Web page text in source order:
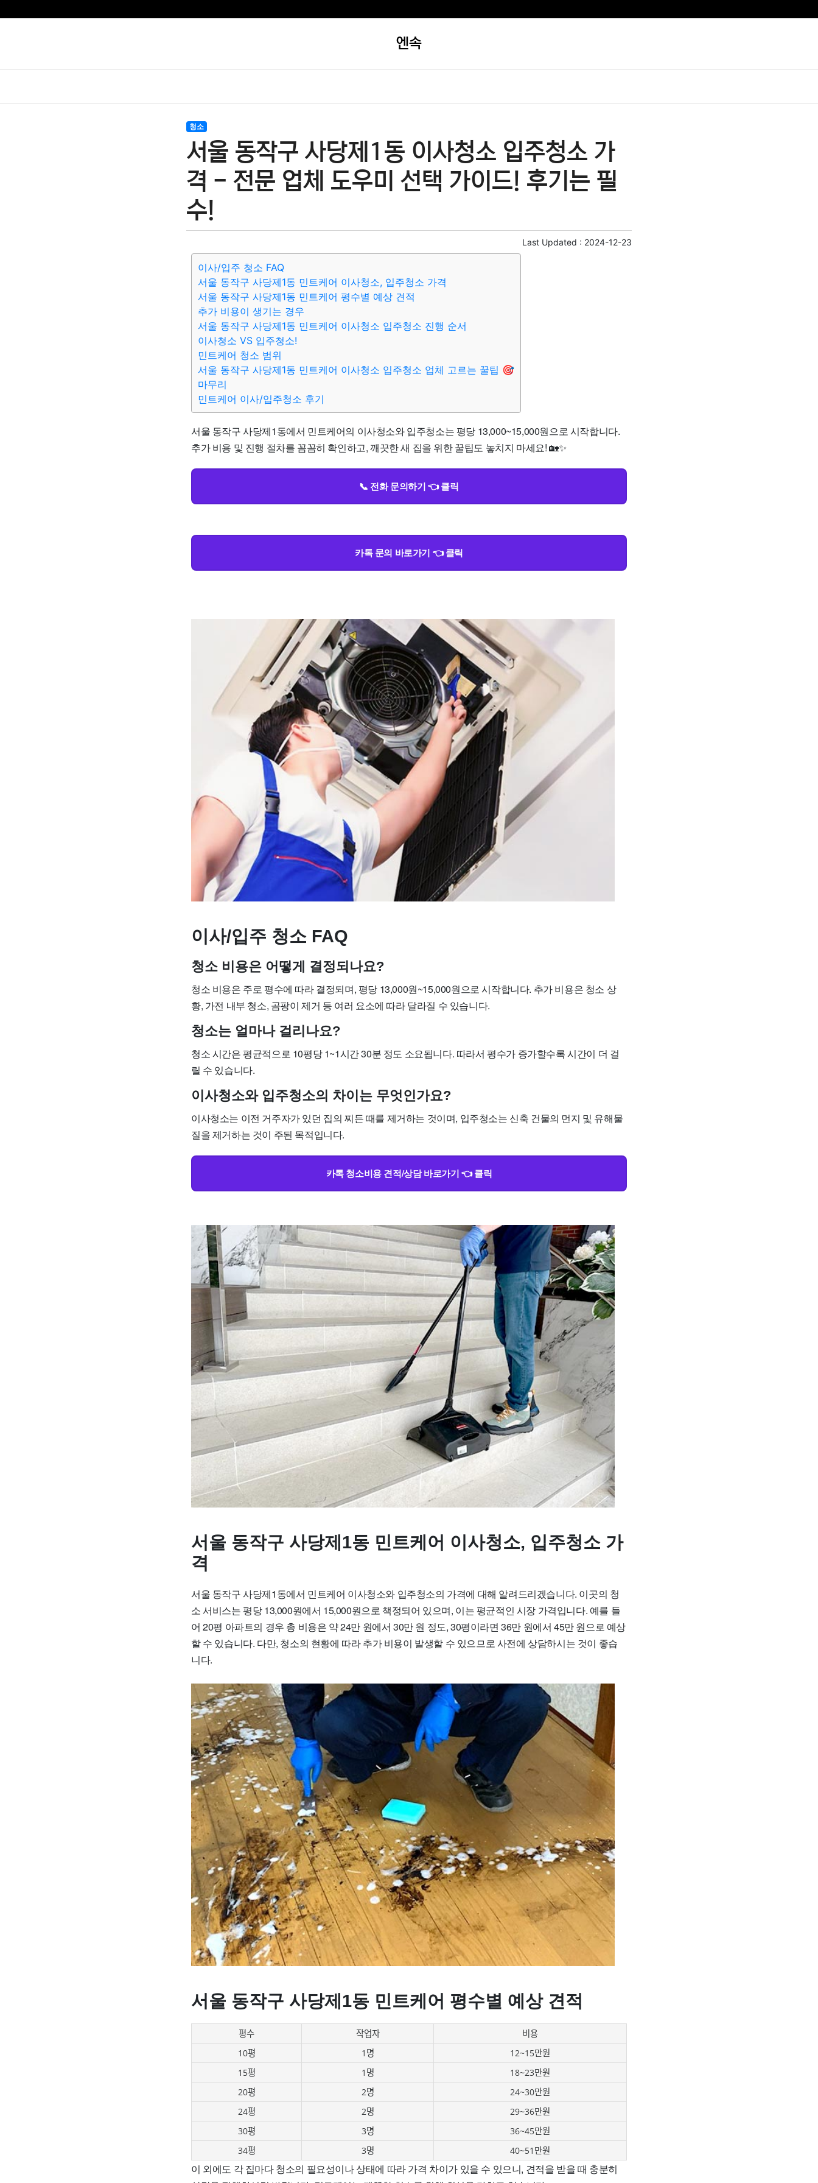
엔속
청소
서울 동작구 사당제1동 이사청소 입주청소 가
격 - 전문 업체 도우미 선택 가이드! 후기는 필
수!
Last Updated : 2024-12-23
이사/입주 청소 FAQ
서울 동작구 사당제1동 민트케어 이사청소, 입주청소 가격
서울 동작구 사당제1동 민트케어 평수별 예상 견적
추가 비용이 생기는 경우
서울 동작구 사당제1동 민트케어 이사청소 입주청소 진행 순서
이사청소 VS 입주청소!
민트케어 청소 범위
서울 동작구 사당제1동 민트케어 이사청소 입주청소 업체 고르는 꿀팁 🎯
마무리
민트케어 이사/입주청소 후기
서울 동작구 사당제1동에서 민트케어의 이사청소와 입주청소는 평당 13,000~15,000원으로 시작합니다.
추가 비용 및 진행 절차를 꼼꼼히 확인하고, 깨끗한 새 집을 위한 꿀팁도 놓치지 마세요! 🏡✨
📞 전화 문의하기 👈 클릭
카톡 문의 바로가기 👈 클릭
이사/입주 청소 FAQ
청소 비용은 어떻게 결정되나요?
청소 비용은 주로 평수에 따라 결정되며, 평당 13,000원~15,000원으로 시작합니다. 추가 비용은 청소 상
황, 가전 내부 청소, 곰팡이 제거 등 여러 요소에 따라 달라질 수 있습니다.
청소는 얼마나 걸리나요?
청소 시간은 평균적으로 10평당 1~1시간 30분 정도 소요됩니다. 따라서 평수가 증가할수록 시간이 더 걸
릴 수 있습니다.
이사청소와 입주청소의 차이는 무엇인가요?
이사청소는 이전 거주자가 있던 집의 찌든 때를 제거하는 것이며, 입주청소는 신축 건물의 먼지 및 유해물
질을 제거하는 것이 주된 목적입니다.
카톡 청소비용 견적/상담 바로가기 👈 클릭
서울 동작구 사당제1동 민트케어 이사청소, 입주청소 가
격
서울 동작구 사당제1동에서 민트케어 이사청소와 입주청소의 가격에 대해 알려드리겠습니다. 이곳의 청
소 서비스는 평당 13,000원에서 15,000원으로 책정되어 있으며, 이는 평균적인 시장 가격입니다. 예를 들
어 20평 아파트의 경우 총 비용은 약 24만 원에서 30만 원 정도, 30평이라면 36만 원에서 45만 원으로 예상
할 수 있습니다. 다만, 청소의 현황에 따라 추가 비용이 발생할 수 있으므로 사전에 상담하시는 것이 좋습
니다.
서울 동작구 사당제1동 민트케어 평수별 예상 견적
평수 작업자
비용
10평
1명
12~15만원
15평
1명
18~23만원
20평
2명
24~30만원
24평
2명
29~36만원
30평
3명
36~45만원
34평
3명 40~51만원
이 외에도 각 집마다 청소의 필요성이나 상태에 따라 가격 차이가 있을 수 있으니, 견적을 받을 때 충분히